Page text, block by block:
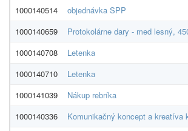
1000140514
objednávka SPP
1000140659
Protokolárne dary - med lesný,
1000140708
Letenka
1000140710
Letenka
1000141039
Nákup rebríka
1000140336
Komunikačný koncept a kreatíva